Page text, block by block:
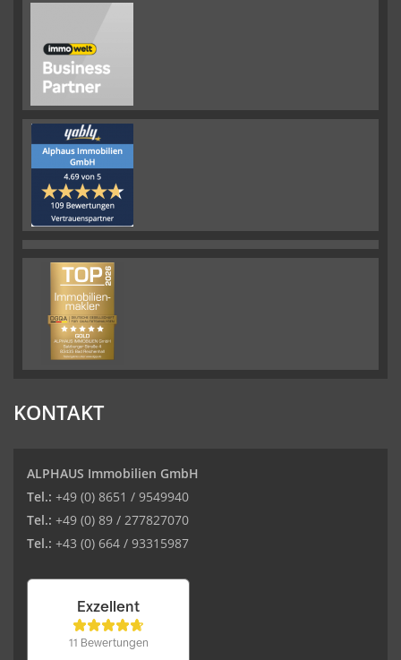
KONTAKT
ALPHAUS Immobilien GmbH
Tel.: +49 (0) 8651 / 9549940
Tel.: +49 (0) 89 / 277827070
Tel.: +43 (0) 664 / 93315987